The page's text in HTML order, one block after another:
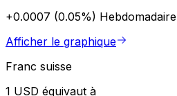
+0.0007 (0.05%) Hebdomadaire
Afficher le graphique
Franc suisse
1 USD équivaut à